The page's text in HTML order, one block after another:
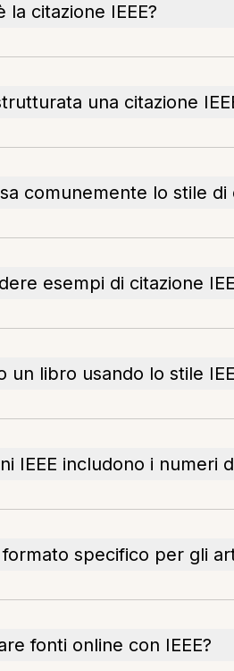
la citazione IEEE?
una citazione
comunemente lo stile di
esempi di citazione
un libro usando lo stile
IEEE includono i numeri
formato specifico per gli
fonti online con IEEE?